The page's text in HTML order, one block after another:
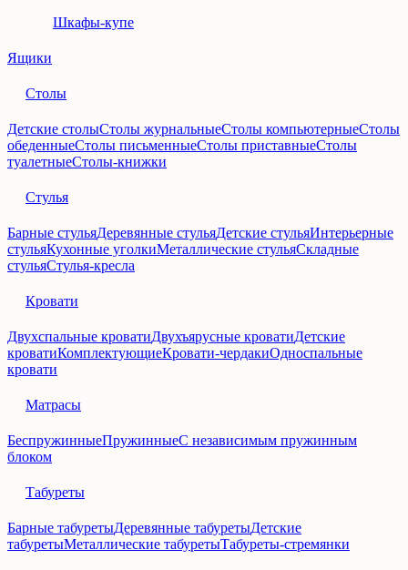
Шкафы-купе
Ящики
Столы
Детские столыСтолы журнальныеСтолы компьютерныеСтолы
обеденныеСтолы письменныеСтолы приставныеСтолы
туалетныеСтолы-книжки
Стулья
Барные стульяДеревянные стульяДетские стульяИнтерьерные
стульяКухонные уголкиМеталлические стульяСкладные
стульяСтулья-кресла
Кровати
Двухспальные кроватиДвухъярусные кроватиДетские
кроватиКомплектующиеКровати-чердакиОдноспальные
кровати
Матрасы
БеспружинныеПружинныеС независимым пружинным
блоком
Табуреты
Барные табуретыДеревянные табуретыДетские
табуретыМеталлические табуретыТабуреты-стремянки